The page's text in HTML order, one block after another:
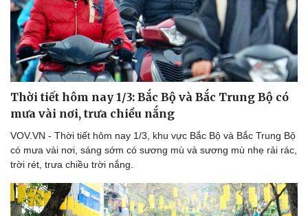
Thời tiết hôm nay 1/3: Bắc Bộ và Bắc Trung Bộ có
mưa vài nơi, trưa chiều nắng
VOV.VN - Thời tiết hôm nay 1/3, khu vực Bắc Bộ và Bắc Trung Bộ
có mưa vài nơi, sáng sớm có sương mù và sương mù nhẹ rải rác,
trời rét, trưa chiều trời nắng.